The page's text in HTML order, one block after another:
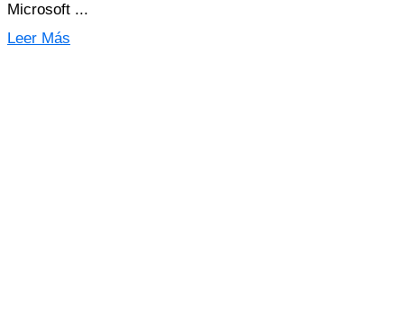
Microsoft ...
Leer Más